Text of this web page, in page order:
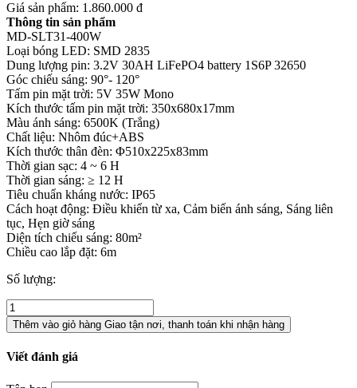
Giá sản phẩm: 1.860.000 đ
Thông tin sản phẩm
MD-SLT31-400W
Loại bóng LED: SMD 2835
Dung lượng pin: 3.2V 30AH LiFePO4 battery 1S6P 32650
Góc chiếu sáng: 90°- 120°
Tấm pin mặt trời: 5V 35W Mono
Kích thước tấm pin mặt trời: 350x680x17mm
Màu ánh sáng: 6500K (Trắng)
Chất liệu: Nhôm đúc+ABS
Kích thước thân đèn: Φ510x225x83mm
Thời gian sạc: 4 ~ 6 H
Thời gian sáng: ≥ 12 H
Tiêu chuẩn kháng nước: IP65
Cách hoạt động: Điều khiển từ xa, Cảm biến ánh sáng, Sáng liên
tục, Hẹn giờ sáng
Diện tích chiếu sáng: 80m²
Chiều cao lắp đặt: 6m
Số lượng:
Thêm vào giỏ hàng Giao tận nơi, thanh toán khi nhận hàng
Viết đánh giá